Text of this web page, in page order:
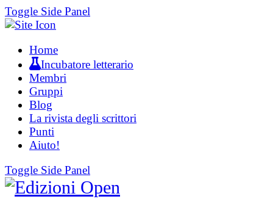
Toggle Side Panel
Home
Incubatore letterario
Membri
Gruppi
Blog
La rivista degli scrittori
Punti
Aiuto!
Toggle Side Panel